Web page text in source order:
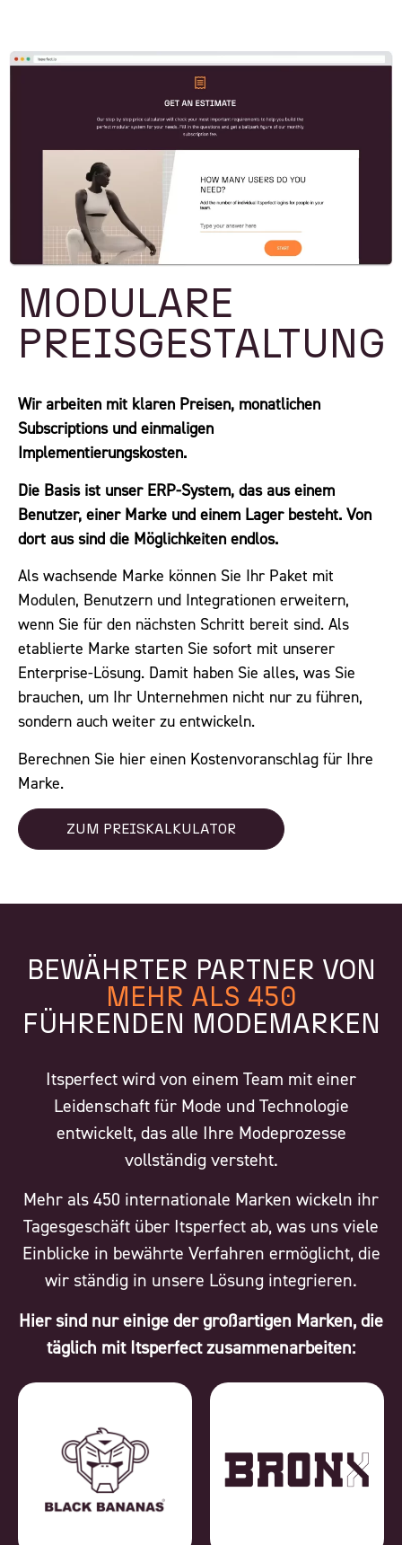
MODULARE
PREISGESTALTUNG
Wir arbeiten mit klaren Preisen, monatlichen
Subscriptions und einmaligen
Implementierungskosten.
Die Basis ist unser ERP-System, das aus einem
Benutzer, einer Marke und einem Lager besteht. Von
dort aus sind die Möglichkeiten endlos.
Als wachsende Marke können Sie Ihr Paket mit
Modulen, Benutzern und Integrationen erweitern,
wenn Sie für den nächsten Schritt bereit sind. Als
etablierte Marke starten Sie sofort mit unserer
Enterprise-Lösung. Damit haben Sie alles, was Sie
brauchen, um Ihr Unternehmen nicht nur zu führen,
sondern auch weiter zu entwickeln.
Berechnen Sie hier einen Kostenvoranschlag für Ihre
Marke.
ZUM PREISKALKULATOR
BEWÄHRTER PARTNER VON
MEHR ALS 450
FÜHRENDEN MODEMARKEN
Itsperfect wird von einem Team mit einer
Leidenschaft für Mode und Technologie
entwickelt, das alle Ihre Modeprozesse
vollständig versteht.
Mehr als 450 internationale Marken wickeln ihr
Tagesgeschäft über Itsperfect ab, was uns viele
Einblicke in bewährte Verfahren ermöglicht, die
wir ständig in unsere Lösung integrieren.
Hier sind nur einige der großartigen Marken, die
täglich mit Itsperfect zusammenarbeiten: